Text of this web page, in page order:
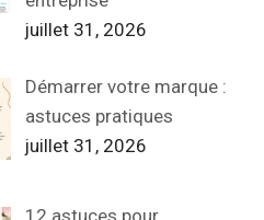
juillet 31, 2026
Démarrer votre marque :
astuces pratiques
juillet 31, 2026